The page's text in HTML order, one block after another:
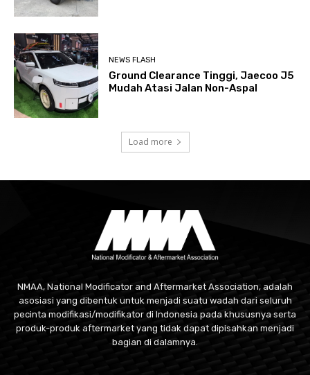
NEWS FLASH
Ground Clearance Tinggi, Jaecoo J5
Mudah Atasi Jalan Non-Aspal
Load more
NMAA, National Modificator and Aftermarket Association, adalah
asosiasi yang dibentuk untuk menjadi suatu wadah dari seluruh
pecinta modifikasi/modifikator di Indonesia pada khususnya serta
produk-produk aftermarket yang tidak dapat dipisahkan menjadi
bagian di dalamnya.